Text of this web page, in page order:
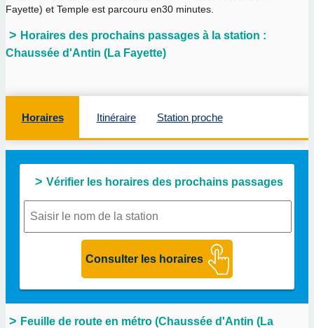
Fayette) et Temple est parcouru en30 minutes
Horaires des prochains passages à la station :
Chaussée d'Antin (La Fayette)
Horaires Itinéraire Station proche
Vérifier les horaires des prochains passages
Feuille de route en métro (Chaussée d'Antin (La